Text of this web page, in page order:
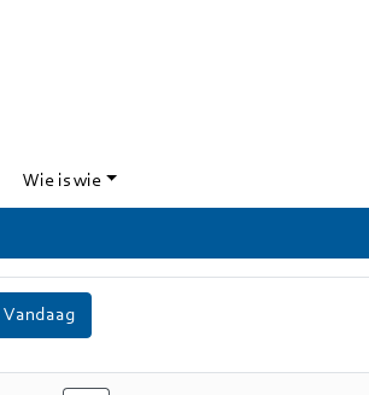
Wie is wie
Vandaag